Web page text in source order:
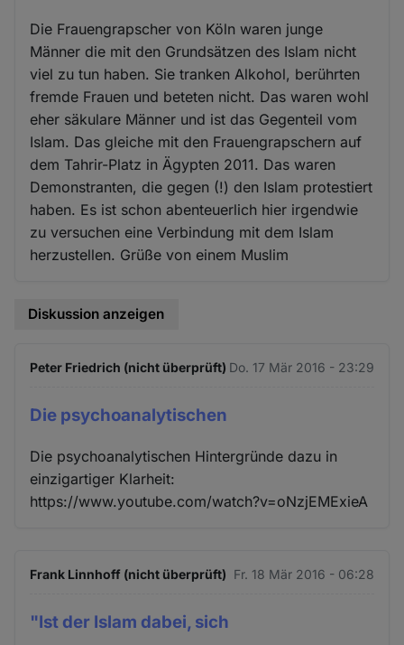
Die Frauengrapscher von Köln waren junge
Männer die mit den Grundsätzen des Islam nicht
viel zu tun haben. Sie tranken Alkohol, berührten
fremde Frauen und beteten nicht. Das waren wohl
eher säkulare Männer und ist das Gegenteil vom
Islam. Das gleiche mit den Frauengrapschern auf
dem Tahrir-Platz in Ägypten 2011. Das waren
Demonstranten, die gegen (!) den Islam protestiert
haben. Es ist schon abenteuerlich hier irgendwie
zu versuchen eine Verbindung mit dem Islam
herzustellen. Grüße von einem Muslim
Diskussion anzeigen
Peter Friedrich (nicht überprüft) Do. 17 Mär 2016 - 23:29
Die psychoanalytischen
Die psychoanalytischen Hintergründe dazu in
einzigartiger Klarheit:
https://www.youtube.com/watch?v=oNzjEMExieA
Frank Linnhoff (nicht überprüft) Fr. 18 Mär 2016 - 06:28
"Ist der Islam dabei, sich